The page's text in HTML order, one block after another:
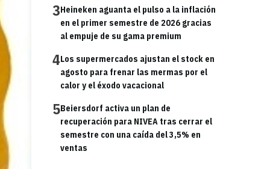
3Heineken aguanta el pulso a la inflación
en el primer semestre de 2026 gracias
al empuje de su gama premium
4Los supermercados ajustan el stock en
agosto para frenar las mermas por el
calor y el éxodo vacacional
5Beiersdorf activa un plan de
recuperación para NIVEA tras cerrar el
semestre con una caída del 3,5% en
ventas